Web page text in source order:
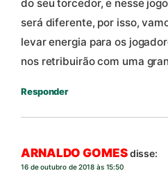
do seu torcedor, e nesse
será diferente, por isso,
levar energia para os
nos retribuirão com uma
Responder
ARNALDO GOMESdisse:
16 de outubro de 2018 às 15:50